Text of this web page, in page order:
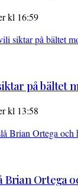
kl 16:59
på bältet
kl 13:58
Ortega